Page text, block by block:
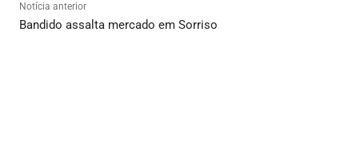
Notícia anterior
Bandido assalta mercado em Sorriso